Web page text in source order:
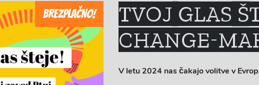
BREZPLAČNO!
TVOJ GLAS
CHANGE-
V letu 2024 nas čakajo volitve v